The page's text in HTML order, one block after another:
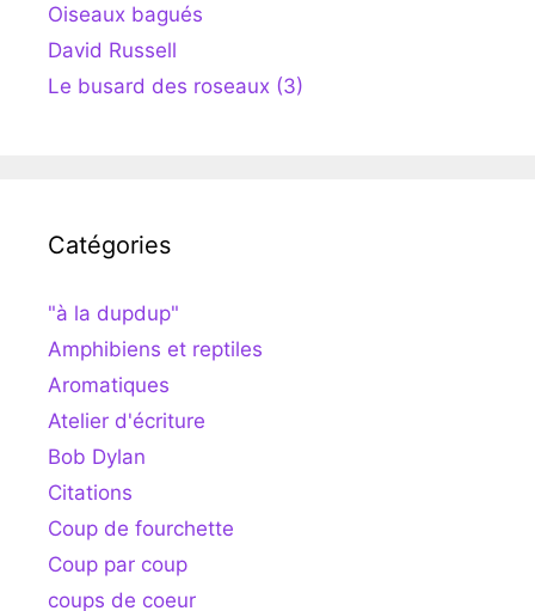
Oiseaux bagués
David Russell
Le busard des roseaux (3)
Catégories
"à la dupdup"
Amphibiens et reptiles
Aromatiques
Atelier d'écriture
Bob Dylan
Citations
Coup de fourchette
Coup par coup
coups de coeur